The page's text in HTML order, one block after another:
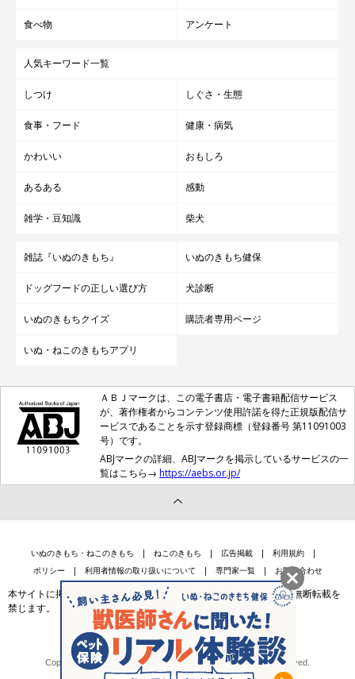
食べ物 アンケート
人気キーワード一覧
しつけ しぐさ・生態
食事・フード 健康・病気
かわいい おもしろ
あるある 感動
雑学・豆知識 柴犬
雑誌『いぬのきもち』 いぬのきもち健保
ドッグフードの正しい選び方 犬診断
いぬのきもちクイズ 購読者専用ページ
いぬ・ねこのきもちアプリ
ＡＢＪマークは、この電子書店・電子書籍配信サービス
が、著作権者からコンテンツ使用許諾を得た正規版配信サ
ービスであることを示す登録商標（登録番号 第11091003
号）です。
ABJマークの詳細、ABJマークを掲示しているサービスの一
覧はこちら→ https://aebs.or.jp/
いぬのきもち・ねこのきもち ねこのきもち 広告掲載
利用規約
ポリシー
利用者情報の取り扱いについて 専門家一覧 お問い合わせ
本サイトに掲載されている記事・写真・イラスト等のコンテンツの無断転載を
禁じます。
会社案内 個人情報保護法に基づく公表事項等
Copyright © Benesse Style Care Group Co.,Ltd. All Rights Reserved.